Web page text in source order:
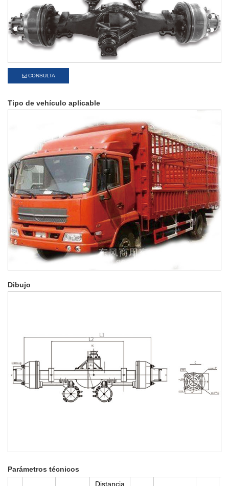
CONSULTA
Tipo de vehículo aplicable
Dibujo
Parámetros técnicos
Distancia